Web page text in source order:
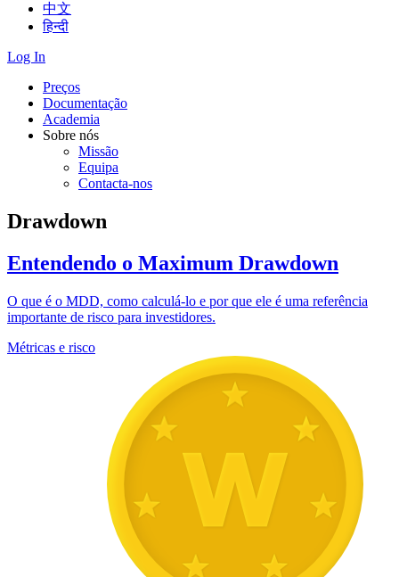
中文
हिन्दी
Log In
Preços
Documentação
Academia
Sobre nós
Missão
Equipa
Contacta-nos
Drawdown
Entendendo o Maximum Drawdown
O que é o MDD, como calculá-lo e por que ele é uma referência
importante de risco para investidores.
Métricas e risco